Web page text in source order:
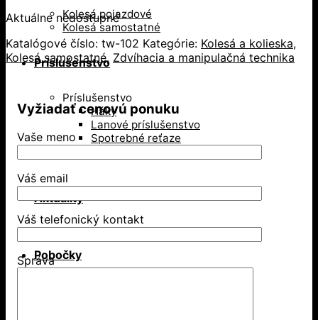
Kolesá pojazdové
Kolesá samostatné
Príslušenstvo
Príslušenstvo
Háky
Lanové príslušenstvo
Spotrebné reťaze
Aktuality
Pobočky
Aktuálne nedostupné
Katalógové číslo: tw-102 Kategórie: Kolesá a kolieska,
Kolesá samostatné, Zdvíhacia a manipulačná technika
Vyžiadať cenovú ponuku
Vaše meno
Váš email
Váš telefonický kontakt
Správa